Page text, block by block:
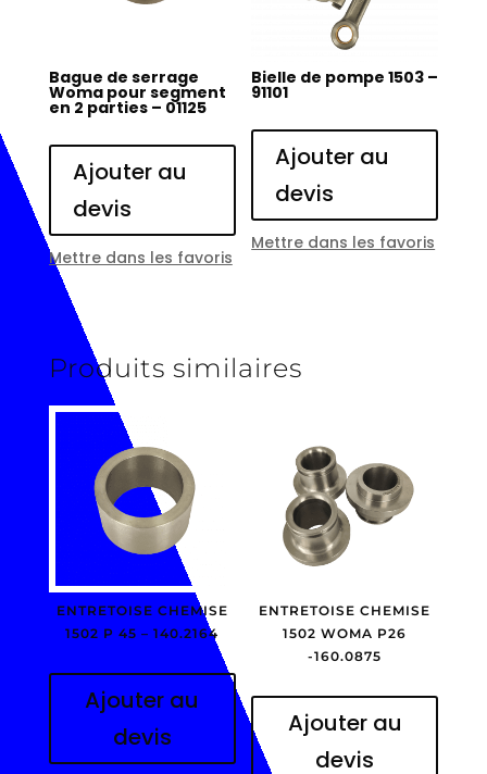
Bague de serrage
Woma pour segment
en 2 parties – 01125
Ajouter au
devis
Mettre dans les favoris
Bielle de pompe 1503 –
91101
Ajouter au
devis
Mettre dans les favoris
Produits similaires
ENTRETOISE CHEMISE
1502 P 45 – 140.2164
Ajouter au
devis
ENTRETOISE CHEMISE
1502 WOMA P26
-160.0875
Ajouter au
devis